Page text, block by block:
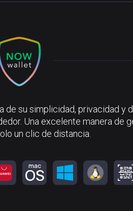
de su simplicidad, privacidad y
Una excelente manera de
un clic de distancia.